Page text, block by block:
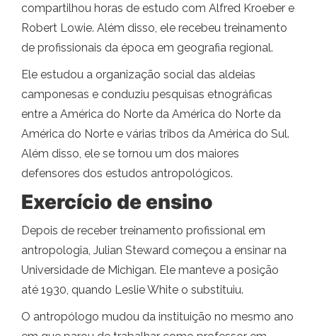
compartilhou horas de estudo com Alfred Kroeber e
Robert Lowie. Além disso, ele recebeu treinamento
de profissionais da época em geografia regional.
Ele estudou a organização social das aldeias
camponesas e conduziu pesquisas etnográficas
entre a América do Norte da América do Norte da
América do Norte e várias tribos da América do Sul.
Além disso, ele se tornou um dos maiores
defensores dos estudos antropológicos.
Exercício de ensino
Depois de receber treinamento profissional em
antropologia, Julian Steward começou a ensinar na
Universidade de Michigan. Ele manteve a posição
até 1930, quando Leslie White o substituiu.
O antropólogo mudou da instituição no mesmo ano